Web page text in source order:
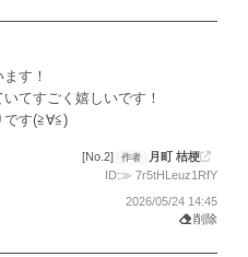
す！
てすごく嬉しいです！
です(≧∀≦)
[No.2]
月町 桔梗
ID:≫ 7r5tHLeuz1RfY
2026/05/24 14:45
削除